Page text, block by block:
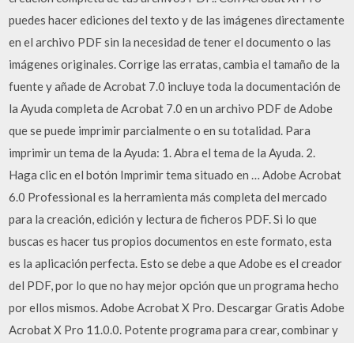
puedes hacer ediciones del texto y de las imágenes directamente
en el archivo PDF sin la necesidad de tener el documento o las
imágenes originales. Corrige las erratas, cambia el tamaño de la
fuente y añade de Acrobat 7.0 incluye toda la documentación de
la Ayuda completa de Acrobat 7.0 en un archivo PDF de Adobe
que se puede imprimir parcialmente o en su totalidad. Para
imprimir un tema de la Ayuda: 1. Abra el tema de la Ayuda. 2.
Haga clic en el botón Imprimir tema situado en … Adobe Acrobat
6.0 Professional es la herramienta más completa del mercado
para la creación, edición y lectura de ficheros PDF. Si lo que
buscas es hacer tus propios documentos en este formato, esta
es la aplicación perfecta. Esto se debe a que Adobe es el creador
del PDF, por lo que no hay mejor opción que un programa hecho
por ellos mismos. Adobe Acrobat X Pro. Descargar Gratis Adobe
Acrobat X Pro 11.0.0. Potente programa para crear, combinar y